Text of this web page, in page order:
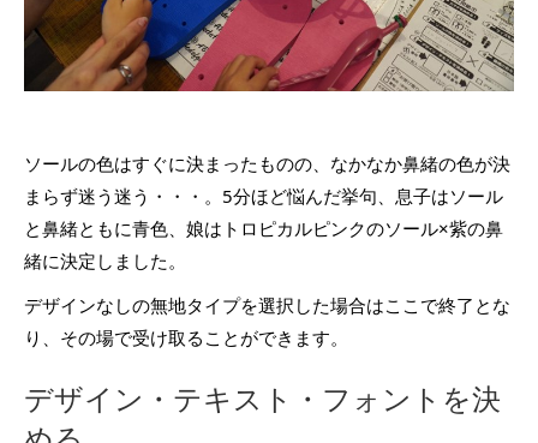
ソールの色はすぐに決まったものの、なかなか鼻緒の色が決
まらず迷う迷う・・・。5分ほど悩んだ挙句、息子はソール
と鼻緒ともに青色、娘はトロピカルピンクのソール×紫の鼻
緒に決定しました。
デザインなしの無地タイプを選択した場合はここで終了とな
り、その場で受け取ることができます。
デザイン・テキスト・フォントを決